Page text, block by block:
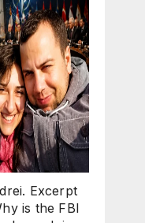
Excerpt
is the FBI